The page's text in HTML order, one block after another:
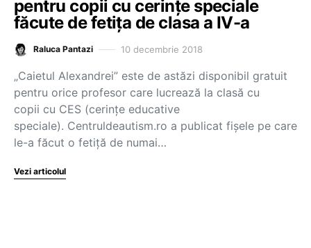
pentru copii cu cerințe speciale
făcute de fetița de clasa a IV-a
Raluca Pantazi 10 decembrie 2018
„Caietul Alexandrei” este de astăzi disponibil gratuit
pentru orice profesor care lucrează la clasă cu
copii cu CES (cerințe educative
speciale). Centruldeautism.ro a publicat fișele pe care
le-a făcut o fetiță de numai…
Vezi articolul